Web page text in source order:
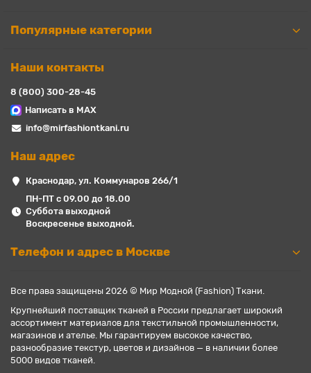
Популярные категории
Наши контакты
8 (800) 300-28-45
Написать в MAX
info@mirfashiontkani.ru
Наш адрес
Краснодар, ул. Коммунаров 266/1
ПН-ПТ с 09.00 до 18.00
Суббота выходной
Воскресенье выходной.
Телефон и адрес в Москве
Все права защищены 2026 © Мир Модной (Fashion) Ткани.
Крупнейший поставщик тканей в России предлагает широкий
ассортимент материалов для текстильной промышленности,
магазинов и ателье. Мы гарантируем высокое качество,
разнообразие текстур, цветов и дизайнов — в наличии более
5000 видов тканей.